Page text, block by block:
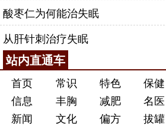
酸枣仁为何能治失眠
从肝针刺治疗失眠
站内直通车
首页 常识 特色 保健
信息
丰胸 减肥 名医
新闻
文化 偏方 拔罐